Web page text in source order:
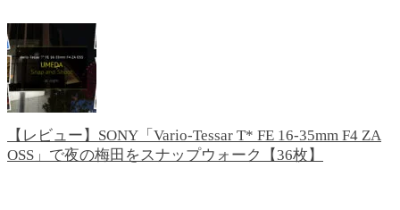
【レビュー】SONY「Vario-Tessar T* FE 16-35mm F4 ZA
OSS」で夜の梅田をスナップウォーク【36枚】